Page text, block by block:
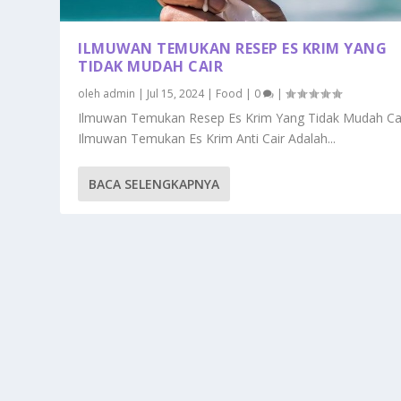
ILMUWAN TEMUKAN RESEP ES KRIM YANG
TIDAK MUDAH CAIR
oleh admin | Jul 15, 2024| Food | 0 |
Ilmuwan Temukan Resep Es Krim Yang Tidak Mudah
Ilmuwan Temukan Es Krim Anti Cair Adalah...
BACA SELENGKAPNYA